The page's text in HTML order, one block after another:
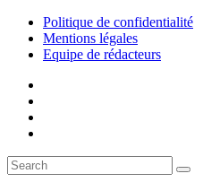
Politique de confidentialité
Mentions légales
Equipe de rédacteurs